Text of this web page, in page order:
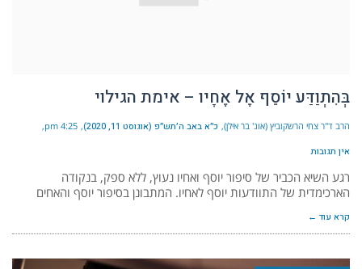
בְּהִתְוַדַּע יוֹסֵף אֶל אֶחָיו – אימת הגילוי
הרב ד"ר צחי הרשקוביץ (אונ' בר אילן) כ״א באב ה׳תש״פ (אוגוסט 11, 2020) 4:25 pm
אין תגובות
רגע השיא הכביר של סיפור יוסף ואחיו נעוץ, ללא ספק, בנקודה
הארכימדית של התוודעות יוסף לאחיו. המתבונן בסיפור יוסף והאחים
קרא עוד ←